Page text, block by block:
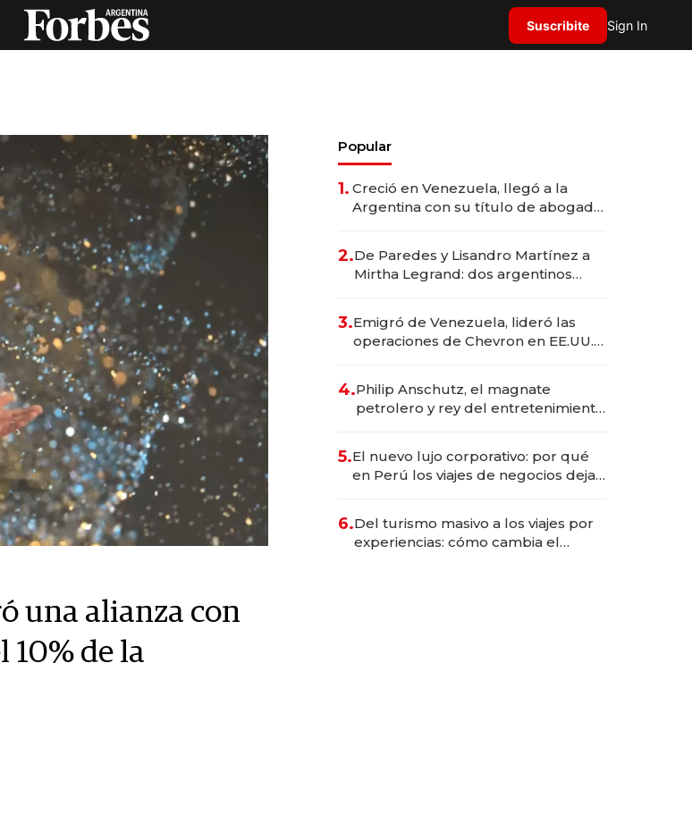
Suscribite Sign In
una alianza con
10% de la
Popular
1. Creció en Venezuela, llegó a la
Argentina con su título de abogado
marcas "fast premium"
2.De Paredes y Lisandro Martínez a
Mirtha Legrand: dos argentinos
3.Emigró de Venezuela, lideró las
operaciones de Chevron en EE.UU. y
4.Philip Anschutz, el magnate
petrolero y rey del entretenimiento
5.El nuevo lujo corporativo: por qué
en Perú los viajes de negocios dejan
6.Del turismo masivo a los viajes por
experiencias: cómo cambia el